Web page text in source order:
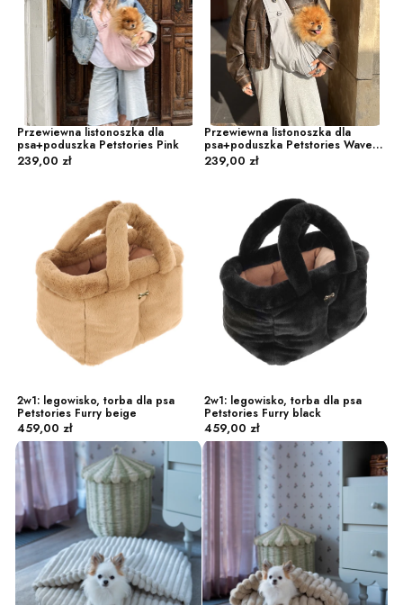
Przewiewna listonoszka dla
psa+poduszka Petstories Pink
Cena
239,00 zł
Przewiewna listonoszka dla
psa+poduszka Petstories Waves
Grey
Cena
239,00 zł
2w1: legowisko, torba dla psa
Petstories Furry beige
Cena
459,00 zł
2w1: legowisko, torba dla psa
Petstories Furry black
Cena
459,00 zł